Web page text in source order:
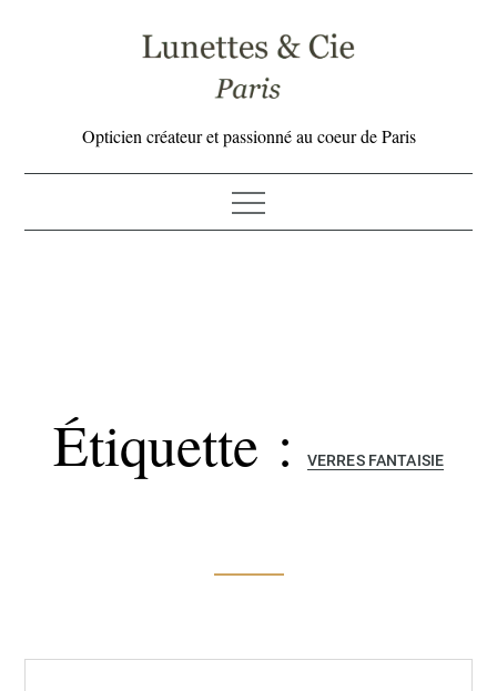
Opticien créateur et passionné au coeur de Paris
Étiquette : VERRES FANTAISIE